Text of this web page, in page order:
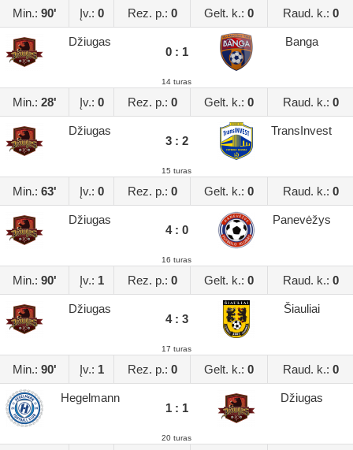
Min.: 90' Įv.: 0 Rez. p.: 0 Gelt. k.: 0 Raud. k.: 0
Džiugas
0 : 1
Banga
14 turas
Min.: 28' Įv.: 0 Rez. p.: 0 Gelt. k.: 0 Raud. k.: 0
Džiugas
3 : 2
TransInvest
15 turas
Min.: 63' Įv.: 0 Rez. p.: 0 Gelt. k.: 0 Raud. k.: 0
Džiugas
4 : 0
Panevėžys
16 turas
Min.: 90' Įv.: 1 Rez. p.: 0 Gelt. k.: 0 Raud. k.: 0
Džiugas
4 : 3
Šiauliai
17 turas
Min.: 90' Įv.: 1 Rez. p.: 0 Gelt. k.: 0 Raud. k.: 0
Hegelmann
1 : 1
Džiugas
20 turas